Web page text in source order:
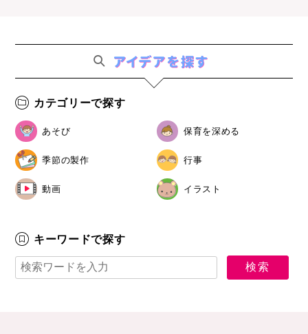
カテゴリーで探す
あそび 保育を深める
季節の製作 行事
動画 イラスト
キーワードで探す